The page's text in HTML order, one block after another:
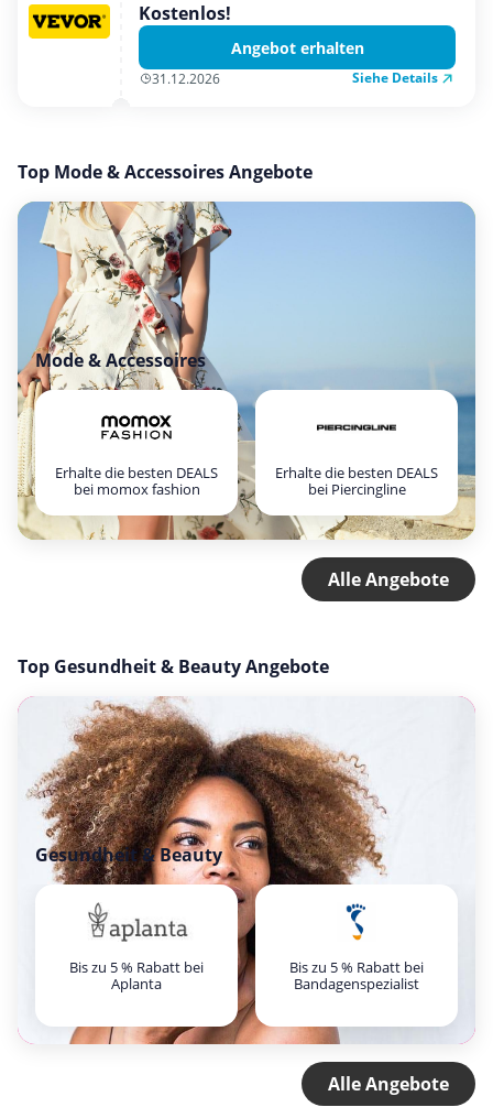
Kostenlos!
Angebot erhalten
31.12.2026 Siehe Details
Top Mode & Accessoires Angebote
Mode & Accessoires
Erhalte die besten DEALS
bei momox fashion
Erhalte die besten DEALS
bei Piercingline
Alle Angebote
Top Gesundheit & Beauty Angebote
Gesundheit & Beauty
Bis zu 5 % Rabatt bei
Aplanta
Bis zu 5 % Rabatt bei
Bandagenspezialist
Alle Angebote